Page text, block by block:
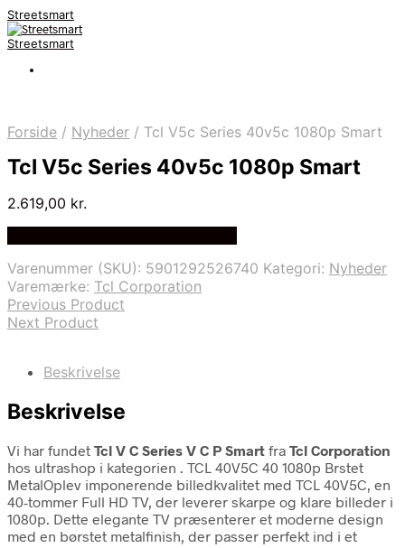
Streetsmart
Streetsmart
Forside / Nyheder / Tcl V5c Series 40v5c 1080p Smart
Tcl V5c Series 40v5c 1080p Smart
2.619,00 kr.
Varenummer (SKU): 5901292526740 Kategori: Nyheder
Varemærke: Tcl Corporation
Previous Product
Next Product
Beskrivelse
Beskrivelse
Vi har fundet Tcl V C Series V C P Smart fra Tcl Corporation
hos ultrashop i kategorien . TCL 40V5C 40 1080p Brstet
MetalOplev imponerende billedkvalitet med TCL 40V5C, en
40-tommer Full HD TV, der leverer skarpe og klare billeder i
1080p. Dette elegante TV præsenterer et moderne design
med en børstet metalfinish, der passer perfekt ind i et